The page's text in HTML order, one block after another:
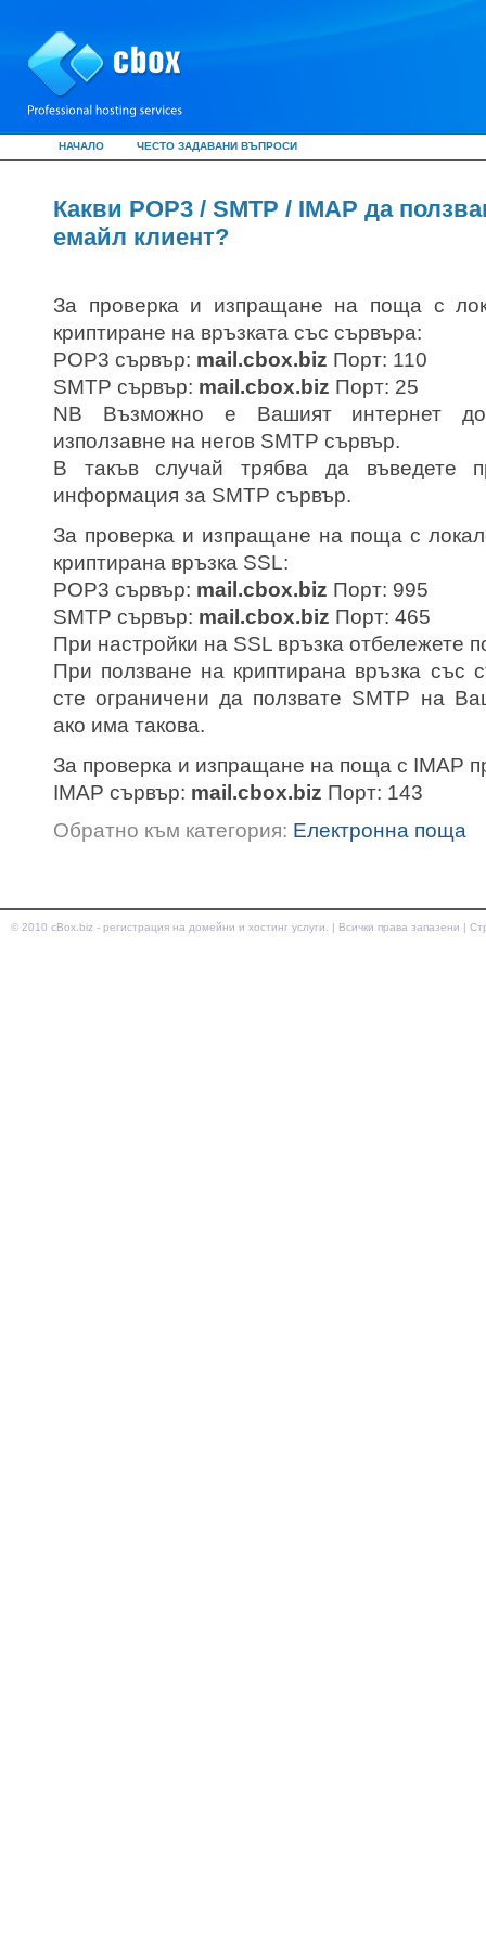
НАЧАЛО ЧЕСТО ЗАДАВАНИ ВЪПРОСИ
Какви POP3 / SMTP / IMAP да
емайл клиент?
За проверка и изпращане на поща с
криптиране на връзката със сървъра:
POP3 сървър: mail.cbox.biz Порт: 110
SMTP сървър: mail.cbox.biz Порт: 25
NB Възможно е Вашият интернет
използавне на негов SMTP сървър.
В такъв случай трябва да въведете
информация за SMTP сървър.
За проверка и изпращане на поща с
криптирана връзка SSL:
POP3 сървър: mail.cbox.biz Порт: 995
SMTP сървър: mail.cbox.biz Порт: 465
При настройки на SSL връзка отбележете
При ползване на криптирана връзка със
сте ограничени да ползвате SMTP на
ако има такова.
За проверка и изпращане на поща с IMAP
IMAP сървър: mail.cbox.biz Порт: 143
Обратно към категория: Електронна поща
© 2010 cBox.biz - регистрация на домейни и хостинг услуги. | Всички права запазени |